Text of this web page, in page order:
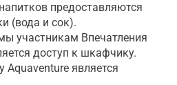
предоставляются
(вода и сок).
участникам Впечатления
доступ к шкафчику.
является